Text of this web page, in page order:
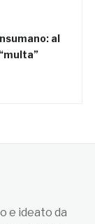
al
e ideato da